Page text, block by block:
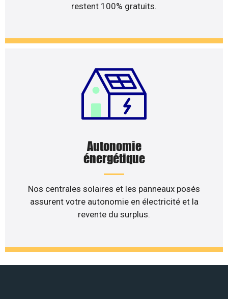
restent 100% gratuits.
Autonomie
énergétique
Nos centrales solaires et les panneaux posés
assurent votre autonomie en électricité et la
revente du surplus.